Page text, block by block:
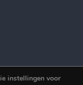
instellingen voor